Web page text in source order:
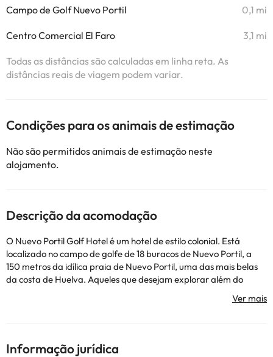
Campo de Golf Nuevo Portil 0,1 mi
Centro Comercial El Faro 3,1 mi
Todas as distâncias são calculadas em linha reta. As
distâncias reais de viagem podem variar.
Condições para os animais de estimação
Não são permitidos animais de estimação neste
alojamento.
Descrição da acomodação
O Nuevo Portil Golf Hotel é um hotel de estilo colonial. Está
localizado no campo de golfe de 18 buracos de Nuevo Portil, a
150 metros da idílica praia de Nuevo Portil, uma das mais belas
da costa de Huelva. Aqueles que desejam explorar além do
campo de golfe, encontrarão a cidade de Huelva. Uma das
atrações mais populares é pegar a balsa que atravessa a baía a
Alguns dos serviços indicados podem ter custos adicionais. Pode
Informação jurídica